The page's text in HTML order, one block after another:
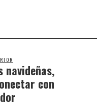
navideñas,
con